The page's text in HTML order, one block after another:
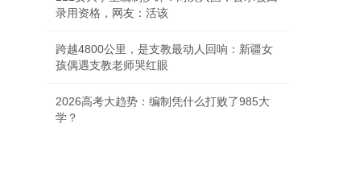
录用资格，网友：活该
跨越4800公里，是支教最动人回响：新疆女
孩偶遇支教老师哭红眼
2026高考大趋势：编制凭什么打败了985大
学？